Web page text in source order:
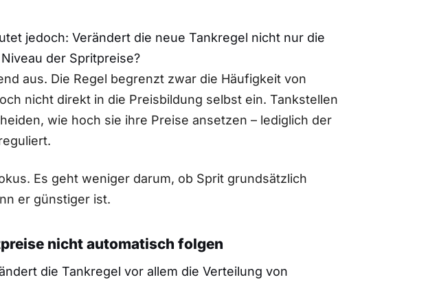
jedoch: Verändert die neue Tankregel nicht nur die
der Spritpreise?
aus. Die Regel begrenzt zwar die Häufigkeit von
nicht direkt in die Preisbildung selbst ein. Tankstellen
wie hoch sie ihre Preise ansetzen – lediglich der
Es geht weniger darum, ob Sprit grundsätzlich
er günstiger ist.
nicht automatisch folgen
die Tankregel vor allem die Verteilung von